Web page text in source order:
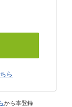
ら
から本登録